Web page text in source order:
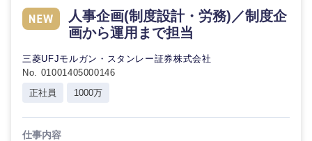
人事企画(制度設計・労務)／制度企
画から運用まで担当
三菱UFJモルガン・スタンレー証券株式会社
No. 01001405000146
正社員
1000万
仕事内容